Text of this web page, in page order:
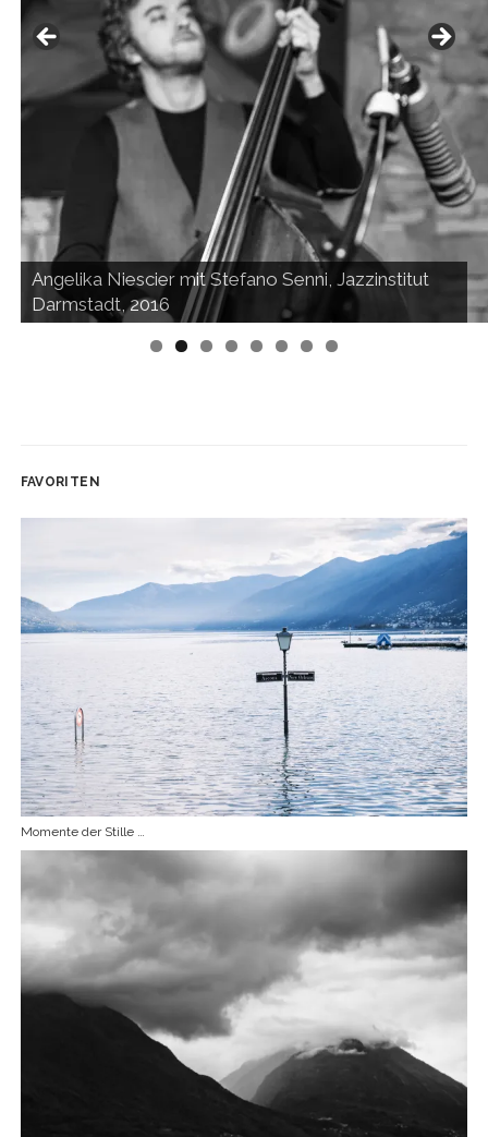
Angelika Niescier mit Stefano Senni, Jazzinstitut
Darmstadt, 2016
Auf dem Albsteig
Am Benediktushof
Schloss Wörlitz
FAVORITEN
Momente der Stille …